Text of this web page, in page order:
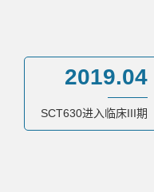
2019.04
SCT630进入临床III期